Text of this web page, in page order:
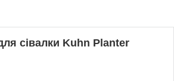
сівалки Kuhn Planter